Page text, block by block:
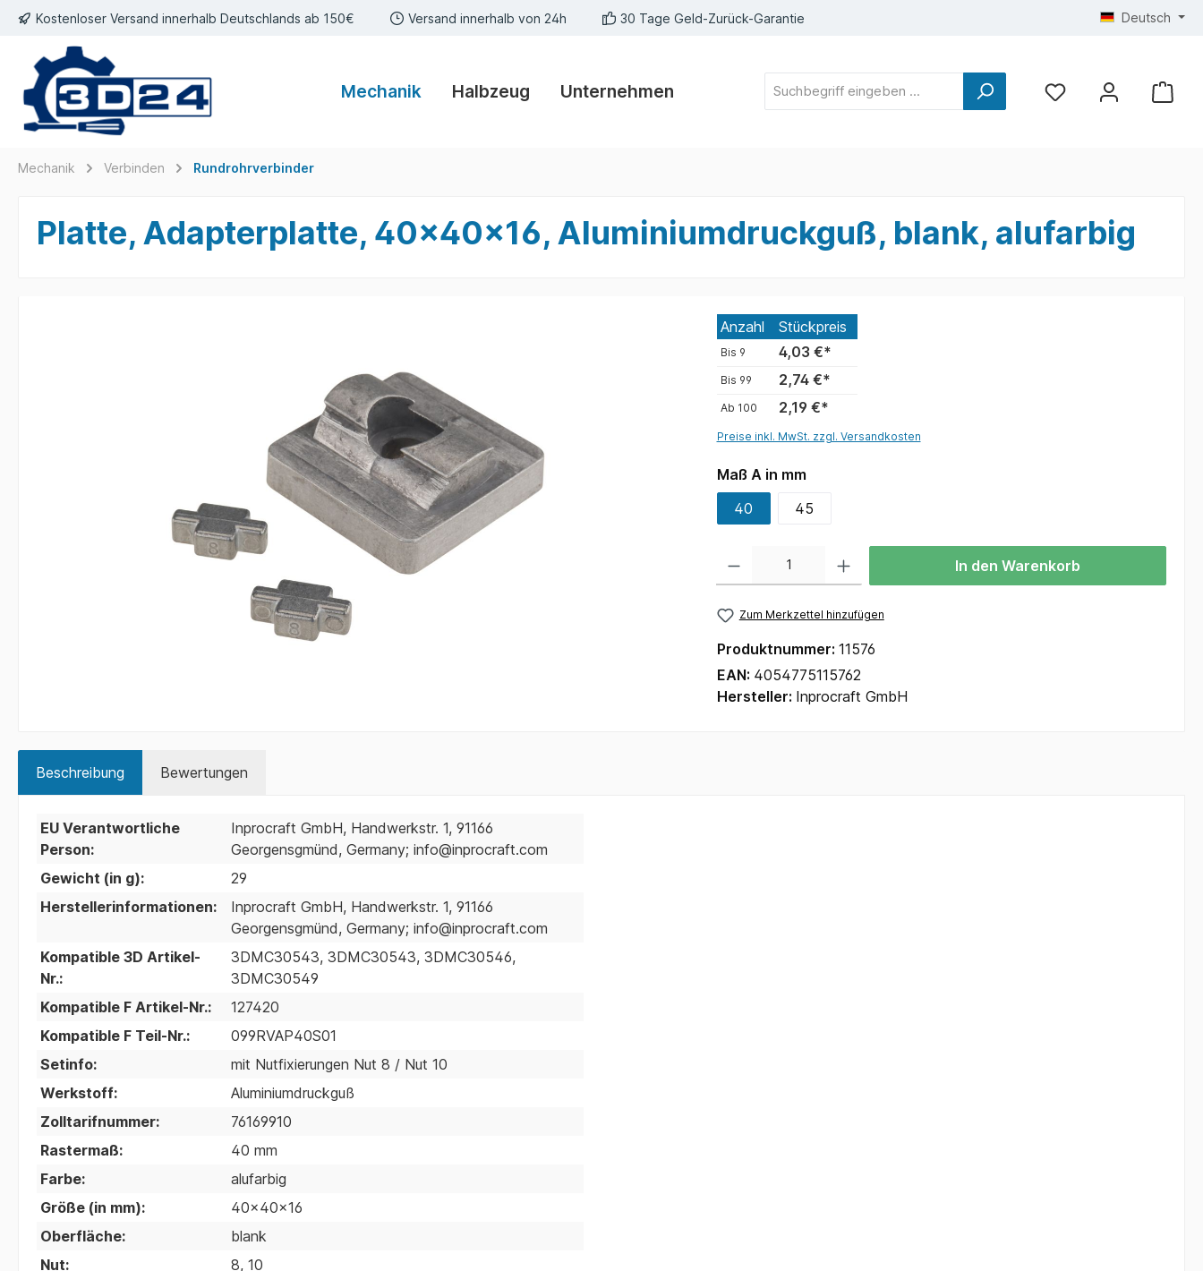
springen
Kostenloser Versand innerhalb Deutschlands ab 150€ Versand innerhalb von 24h 30 Tage Geld-Zurück-Garantie Deutsch
Mechanik Halbzeug Unternehmen
Mechanik Verbinden Rundrohrverbinder
Platte, Adapterplatte, 40x40x16, Aluminiumdruckguß, blank, alufarbig
Anzahl Stückpreis
Bis 9 4,03 €*
Bis 99 2,74 €*
Ab 100 2,19 €*
Preise inkl. MwSt. zzgl. Versandkosten
Maß A in mm
40
45
In den Warenkorb
Zum Merkzettel hinzufügen
Produktnummer: 11576
EAN: 4054775115762
Hersteller: Inprocraft GmbH
Beschreibung Bewertungen
EU Verantwortliche
Person:
Inprocraft GmbH, Handwerkstr. 1, 91166
Georgensgmünd, Germany; info@inprocraft.com
Gewicht (in g):
29
Herstellerinformationen:
Inprocraft GmbH, Handwerkstr. 1, 91166
Georgensgmünd, Germany; info@inprocraft.com
Kompatible 3D Artikel-
Nr.:
3DMC30543, 3DMC30543, 3DMC30546,
3DMC30549
Kompatible F Artikel-Nr.:
127420
Kompatible F Teil-Nr.:
099RVAP40S01
Setinfo:
mit Nutfixierungen Nut 8 / Nut 10
Werkstoff:
Aluminiumdruckguß
Zolltarifnummer:
76169910
Rastermaß:
40 mm
Farbe:
alufarbig
Größe (in mm):
40x40x16
Oberfläche:
blank
Nut:
8, 10